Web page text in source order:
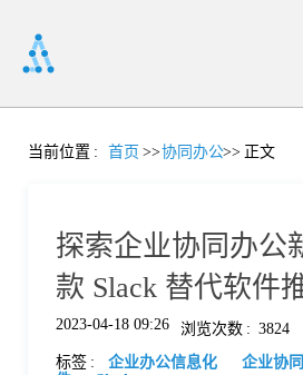
首
当前位置 : 首页 >>协同办公>> 正文
探索企业协同办公
款 Slack 替代软件
2023-04-18 09:26 浏览次数 : 3824
标签 : 企业办公信息化 企业协